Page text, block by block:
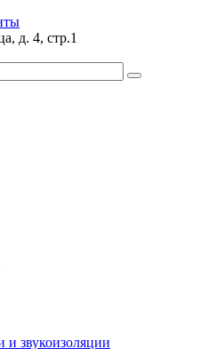
д. 4, стр.1
звукоизоляции